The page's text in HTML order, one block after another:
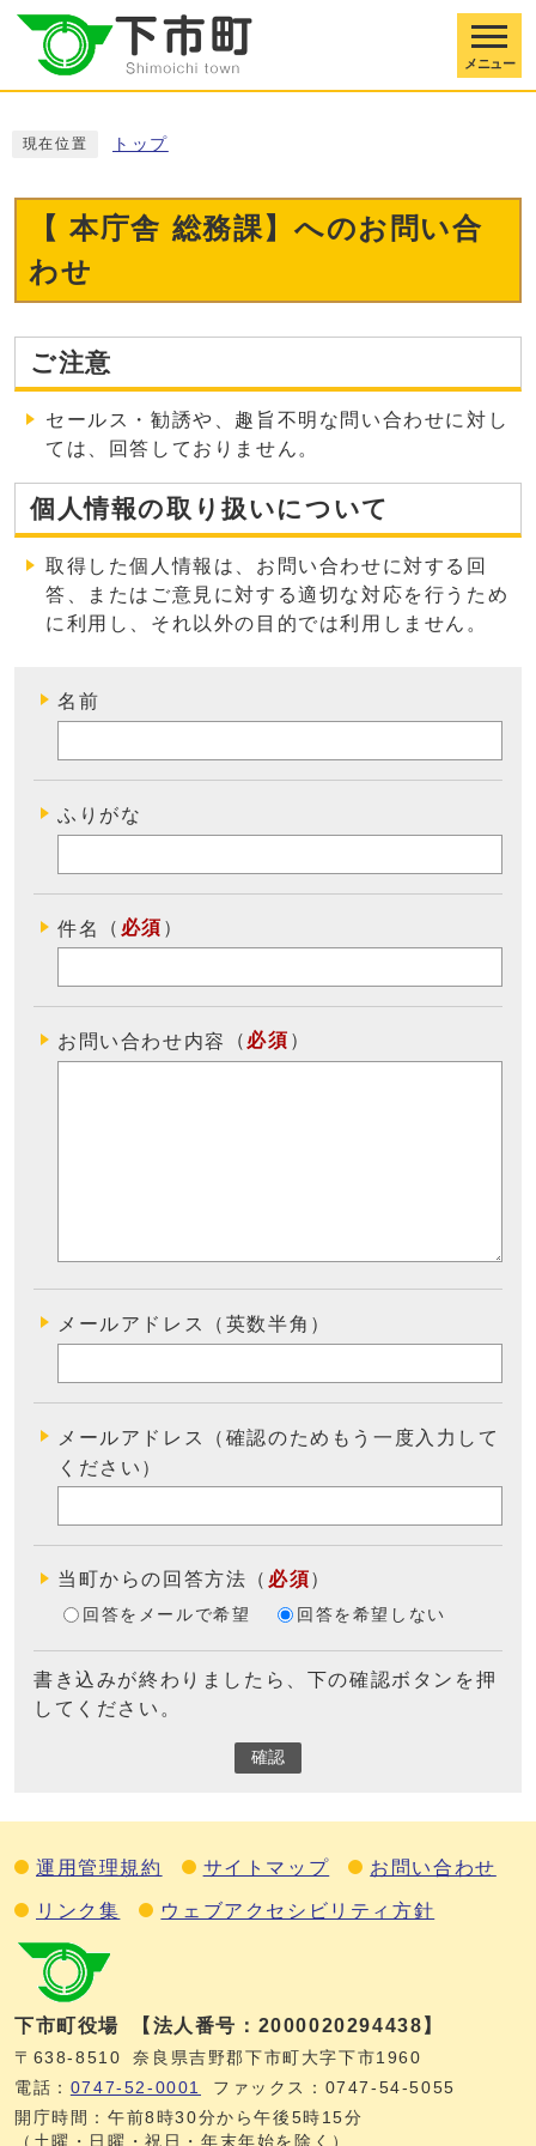
メニュー
現在位置 トップ
【 本庁舎 総務課】へのお問い合
わせ
ご注意
セールス・勧誘や、趣旨不明な問い合わせに対し
ては、回答しておりません。
個人情報の取り扱いについて
取得した個人情報は、お問い合わせに対する回
答、またはご意見に対する適切な対応を行うため
に利用し、それ以外の目的では利用しません 。
名前
ふりがな
件名 （ 必須 ）
お問い合わせ内容 （ 必須 ）
メールアドレス（英数半角）
メールアドレス（確認のためもう一度入力して
ください）
当町からの回答方法 （ 必須）
回答をメールで希望 回答を希望しない
書き込みが終わりましたら、下の確認ボタンを押
してください。
確認
運用管理規約 サイトマップ お問い合わせ
リンク集 ウェブアクセシビリティ方針
下市町役場 【法人番号：2000020294438】
〒638-8510
奈良県吉野郡下市町大字下市1960
電話： 0747‐52‐0001
ファックス：0747‐54‐5055
開庁時間：午前8時30分から午後5時15分
（土曜・日曜・祝日・年末年始を除く）